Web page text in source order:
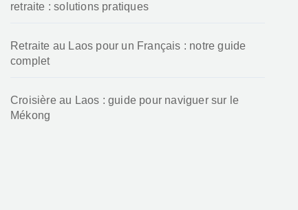
retraite : solutions pratiques
Retraite au Laos pour un Français : notre guide
complet
Croisière au Laos : guide pour naviguer sur le
Mékong